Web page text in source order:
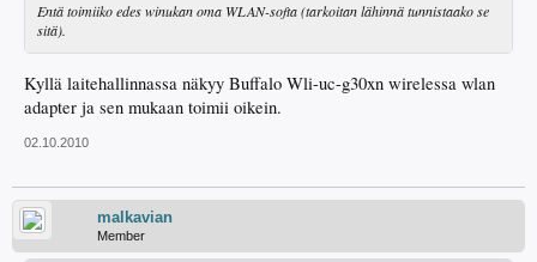
Entä toimiiko edes winukan oma WLAN-softa (tarkoitan lähinnä tunnistaako se
sitä).
Kyllä laitehallinnassa näkyy Buffalo Wli-uc-g30xn wirelessa wlan
adapter ja sen mukaan toimii oikein.
02.10.2010
malkavian
Member